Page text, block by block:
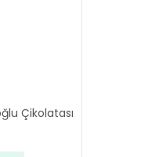
Çikolatası